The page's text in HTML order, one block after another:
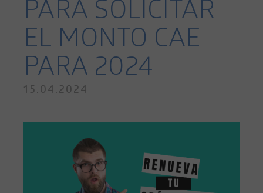
PARA SOLICITAR
EL MONTO CAE
PARA 2024
15.04.2024